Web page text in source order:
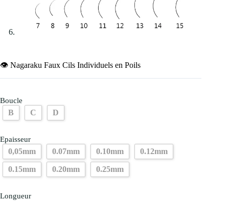
👁️ Nagaraku Faux Cils Individuels en Poils
Boucle
B C D
Epaisseur
0,05mm 0.07mm 0.10mm 0.12mm
0.15mm 0.20mm 0.25mm
Longueur